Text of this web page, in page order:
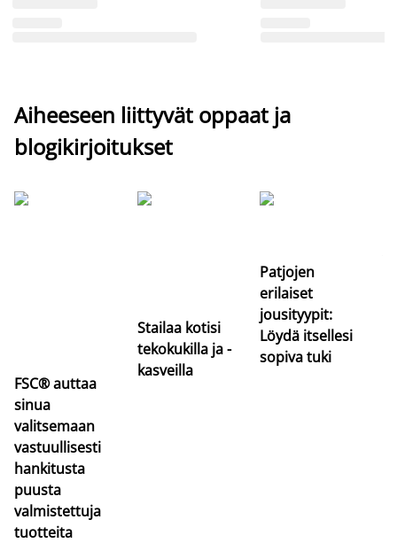
Aiheeseen liittyvät oppaat ja
blogikirjoitukset
FSC® auttaa
sinua
valitsemaan
vastuullisesti
hankitusta
puusta
valmistettuja
tuotteita
Stailaa kotisi
tekokukilla ja -
kasveilla
Patjojen
erilaiset
jousityypit:
Löydä itsellesi
sopiva tuki